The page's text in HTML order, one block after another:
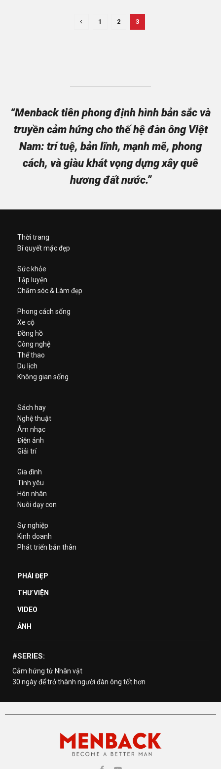
1 2 3
“Menback tiên phong định hình bản sắc và
truyền cảm hứng cho thế hệ đàn ông Việt
Nam: trí tuệ, bản lĩnh, mạnh mẽ, phong
cách, và giàu khát vọng dựng xây quê
hương đất nước.”
Thời trang
Bí quyết mặc đẹp
Sức khỏe
Tập luyện
Chăm sóc & Làm đẹp
Phong cách sống
Xe cộ
Đồng hồ
Công nghệ
Thể thao
Du lịch
Không gian sống
Sách hay
Nghệ thuật
Âm nhạc
Điện ảnh
Giải trí
Gia đình
Tình yêu
Hôn nhân
Nuôi dạy con
Sự nghiệp
Kinh doanh
Phát triển bản thân
PHÁI ĐẸP
THƯ VIỆN
VIDEO
ẢNH
#SERIES:
Cảm hứng từ Nhân vật
30 ngày để trở thành người đàn ông tốt hơn